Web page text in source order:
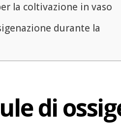
la coltivazione in vaso
durante la
di